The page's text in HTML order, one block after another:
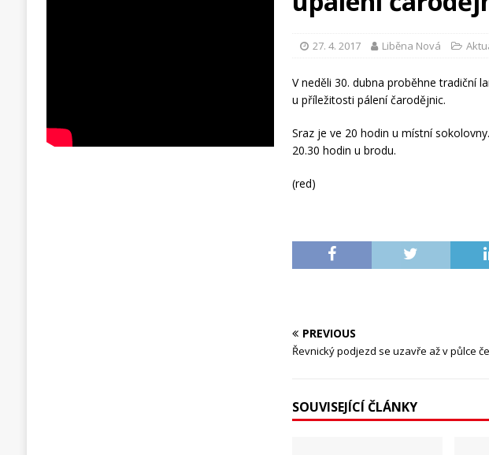
27. 4. 2017 Liběna Nová
V neděli 30. dubna proběhne tradiční
u příležitosti pálení čarodějnic.
Sraz je ve 20 hodin u místní
20.30 hodin u brodu.
(red)
PREVIOUS
Řevnický podjezd se uzavře až v půlce
SOUVISEJÍCÍ ČLÁNKY